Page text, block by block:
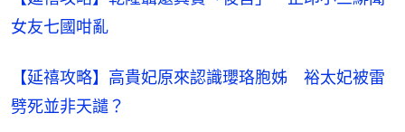
女友七國咁亂​
【延禧攻略】高貴妃原來認識瓔珞胞姊　裕太妃被雷
劈死並非天譴？